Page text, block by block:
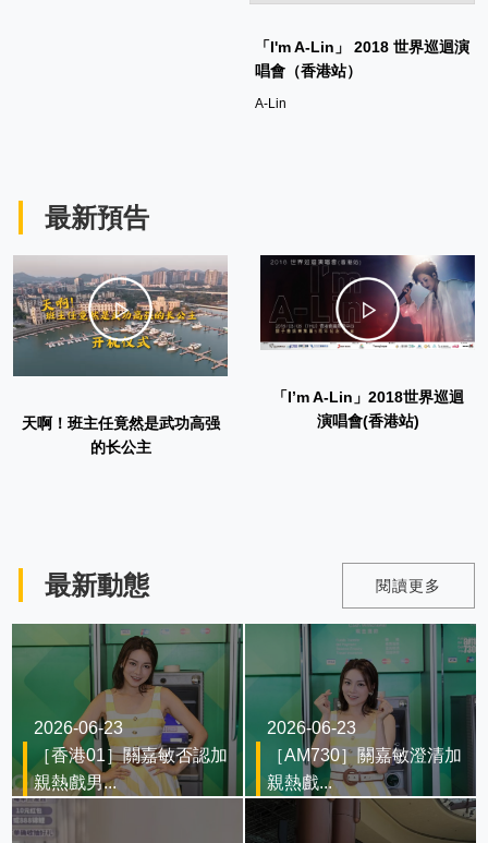
「I'm A-Lin」 2018 世界巡迴演
唱會（香港站）
A-Lin
最新預告
天啊！班主任竟然是武功高强
的长公主
「I’m A-Lin」2018世界巡迴
演唱會(香港站)
最新動態 閱讀更多
2026-06-23
［香港01］關嘉敏否認加
親熱戲男...
2026-06-23
［AM730］關嘉敏澄清加
親熱戲...